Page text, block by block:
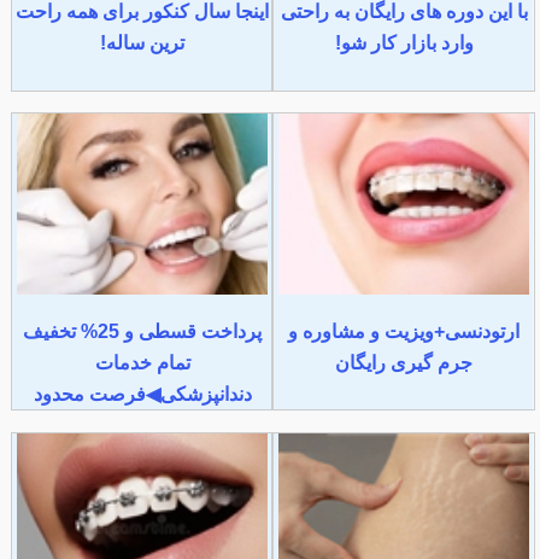
با این دوره های رایگان به راحتی
وارد بازار کار شو!
اینجا سال کنکور برای همه راحت
ترین ساله!
ارتودنسی+ویزیت و مشاوره و
جرم گیری رایگان
پرداخت قسطی و 25% تخفیف
تمام خدمات
دندانپزشکی◀فرصت محدود